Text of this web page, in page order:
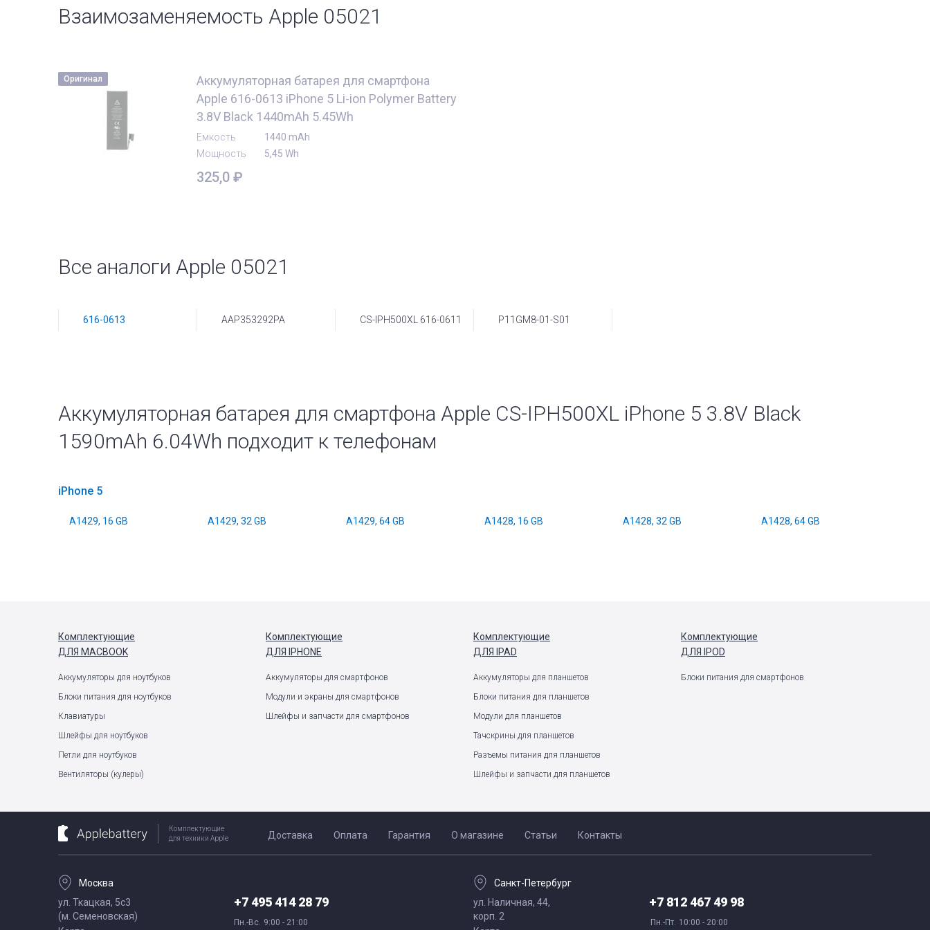
Взаимозаменяемость Apple 05021
Оригинал
Аккумуляторная батарея для смартфона
Apple 616-0613 iPhone 5 Li-ion Polymer Battery
3.8V Black 1440mAh 5.45Wh
Емкость
1440 mAh
Мощность
5,45 Wh
325,0 ₽
Все аналоги Apple 05021
616-0613 AAP353292PA CS-IPH500XL 616-0611 P11GM8-01-S01
Аккумуляторная батарея для смартфона Apple CS-IPH500XL iPhone 5 3.8V Black
1590mAh 6.04Wh подходит к телефонам
iPhone 5
A1429, 16 GB A1429, 32 GB A1429, 64 GB A1428, 16 GB A1428, 32 GB A1428, 64 GB
Комплектующие
ДЛЯ MACBOOK
Аккумуляторы для ноутбуков
Блоки питания для ноутбуков
Клавиатуры
Шлейфы для ноутбуков
Петли для ноутбуков
Вентиляторы (кулеры)
Комплектующие
ДЛЯ IPHONE
Аккумуляторы для смартфонов
Модули и экраны для смартфонов
Шлейфы и запчасти для смартфонов
Комплектующие
ДЛЯ IPAD
Аккумуляторы для планшетов
Блоки питания для планшетов
Модули для планшетов
Тачскрины для планшетов
Разъемы питания для планшетов
Шлейфы и запчасти для планшетов
Комплектующие
ДЛЯ IPOD
Блоки питания для смартфонов
Комплектующие
для техники Apple
Доставка Оплата Гарантия О магазине Статьи Контакты
Москва
ул. Ткацкая, 5с3
(м. Семеновская)
+7 495 414 28 79
Пн.-Вс. 9:00 - 21:00
Санкт-Петербург
ул. Наличная, 44,
корп. 2
+7 812 467 49 98
Пн.-Пт. 10:00 - 20:00